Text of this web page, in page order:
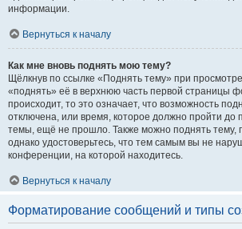
информации.
Вернуться к началу
Как мне вновь поднять мою тему?
Щёлкнув по ссылке «Поднять тему» при
«поднять» её в верхнюю часть первой страницы
происходит, то это означает, что возможность
отключена, или время, которое должно пройти до
темы, ещё не прошло. Также можно поднять тему,
однако удостоверьтесь, что тем самым вы не
конференции, на которой находитесь.
Вернуться к началу
Форматирование сообщений и типы